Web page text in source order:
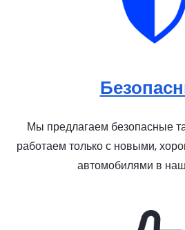
Мы предлагаем безопасные
работаем только с новыми,
автомобилями в